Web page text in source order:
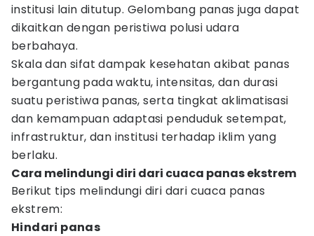
institusi lain ditutup. Gelombang panas juga dapat
dikaitkan dengan peristiwa polusi udara
berbahaya.
Skala dan sifat dampak kesehatan akibat panas
bergantung pada waktu, intensitas, dan durasi
suatu peristiwa panas, serta tingkat aklimatisasi
dan kemampuan adaptasi penduduk setempat,
infrastruktur, dan institusi terhadap iklim yang
berlaku.
Cara melindungi diri dari cuaca panas ekstrem
Berikut tips melindungi diri dari cuaca panas
ekstrem:
Hindari panas